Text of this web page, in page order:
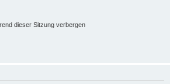
dieser Sitzung verbergen